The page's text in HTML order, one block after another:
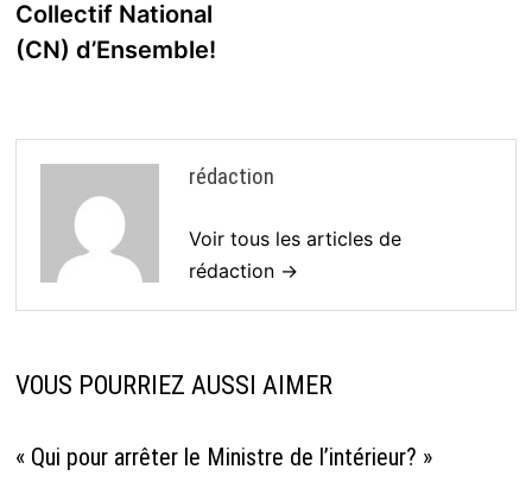
Collectif National
(CN) d’Ensemble!
rédaction
Voir tous les articles de
rédaction →
VOUS POURRIEZ AUSSI AIMER
« Qui pour arrêter le Ministre de l’intérieur? »